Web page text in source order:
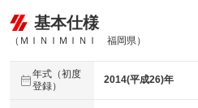
基本仕様
（ＭＩＮＩＭＩＮＩ 福岡県）
年式（初度
登録）
2014(平成26)年